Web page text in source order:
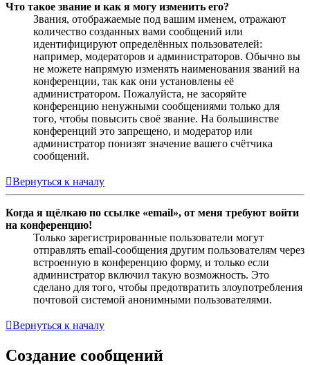
Что такое звание и как я могу изменить его?
Звания, отображаемые под вашим именем, отражают
количество созданных вами сообщений или
идентифицируют определённых пользователей:
например, модераторов и администраторов. Обычно вы
не можете напрямую изменять наименования званий на
конференции, так как они установлены её
администратором. Пожалуйста, не засоряйте
конференцию ненужными сообщениями только для
того, чтобы повысить своё звание. На большинстве
конференций это запрещено, и модератор или
администратор понизят значение вашего счётчика
сообщений.
Вернуться к началу
Когда я щёлкаю по ссылке «email», от меня требуют войти
на конференцию!
Только зарегистрированные пользователи могут
отправлять email-сообщения другим пользователям через
встроенную в конференцию форму, и только если
администратор включил такую возможность. Это
сделано для того, чтобы предотвратить злоупотребления
почтовой системой анонимными пользователями.
Вернуться к началу
Создание сообщений